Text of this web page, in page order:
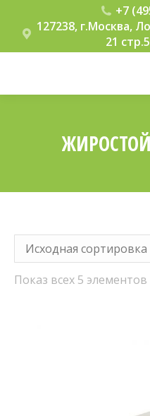
+7
127238, г.Москва,
21
Показ всех 5 элементов